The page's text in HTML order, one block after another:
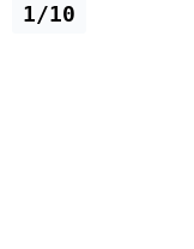
1/10